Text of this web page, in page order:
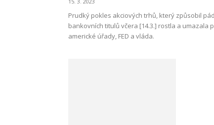
Prudký pokles akciových trhů, který způsobil
bankovních titulů včera [14.3.] rostla a
americké úřady, FED a vláda.